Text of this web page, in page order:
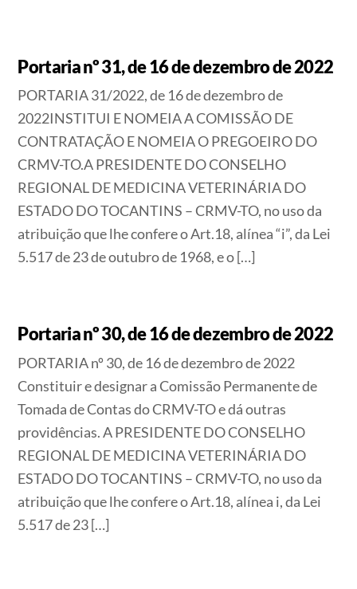
Portaria nº 31, de 16 de dezembro de 2022
PORTARIA 31/2022, de 16 de dezembro de
2022INSTITUI E NOMEIA A COMISSÃO DE
CONTRATAÇÃO E NOMEIA O PREGOEIRO DO
CRMV-TO.A PRESIDENTE DO CONSELHO
REGIONAL DE MEDICINA VETERINÁRIA DO
ESTADO DO TOCANTINS – CRMV-TO, no uso da
atribuição que lhe confere o Art.18, alínea “i”, da Lei
5.517 de 23 de outubro de 1968, e o […]
Portaria nº 30, de 16 de dezembro de 2022
PORTARIA nº 30, de 16 de dezembro de 2022
Constituir e designar a Comissão Permanente de
Tomada de Contas do CRMV-TO e dá outras
providências. A PRESIDENTE DO CONSELHO
REGIONAL DE MEDICINA VETERINÁRIA DO
ESTADO DO TOCANTINS – CRMV-TO, no uso da
atribuição que lhe confere o Art.18, alínea i, da Lei
5.517 de 23 […]